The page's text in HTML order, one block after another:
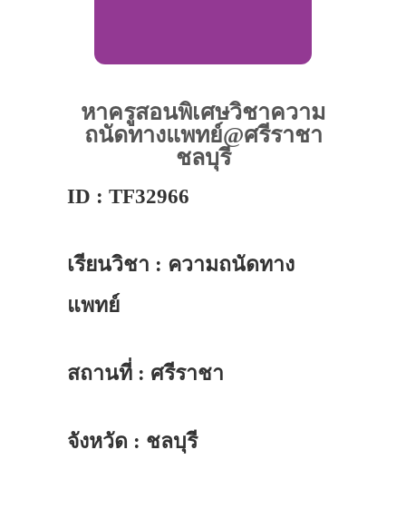
หาครูสอนพิเศษวิชาความ
ถนัดทางแพทย์@ศรีราชา
ชลบุรี
ID : TF32966
เรียนวิชา : ความถนัดทาง
แพทย์
สถานที่ : ศรีราชา
จังหวัด : ชลบุรี